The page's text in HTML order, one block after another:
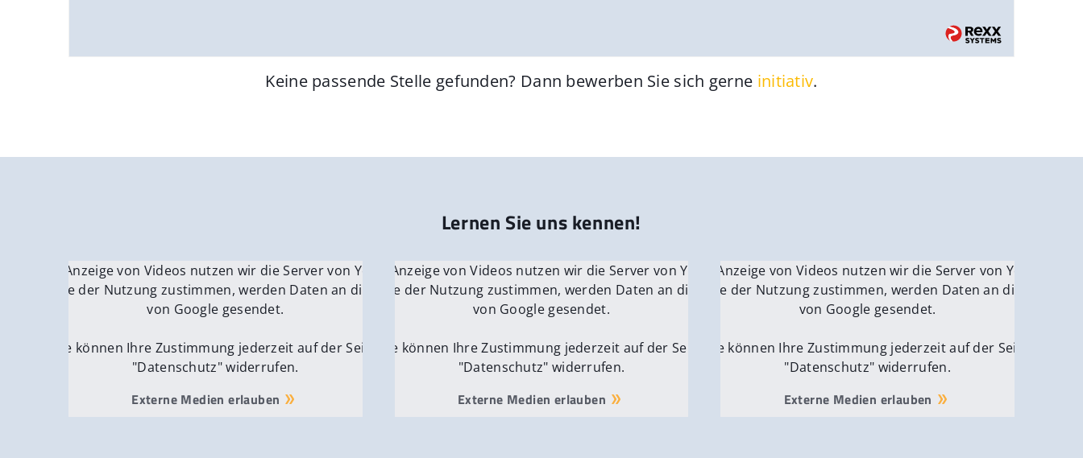
Keine passende Stelle gefunden? Dann bewerben Sie sich gerne initiativ.
Lernen Sie uns kennen!
Für die Anzeige von Videos nutzen wir die Server von YouTube.
Wenn Sie der Nutzung zustimmen, werden Daten an die Server
von Google gesendet.
Sie können Ihre Zustimmung jederzeit auf der Seite
"Datenschutz" widerrufen.
Externe Medien erlauben
Für die Anzeige von Videos nutzen wir die Server von YouTube.
Wenn Sie der Nutzung zustimmen, werden Daten an die Server
von Google gesendet.
Sie können Ihre Zustimmung jederzeit auf der Seite
"Datenschutz" widerrufen.
Externe Medien erlauben
Für die Anzeige von Videos nutzen wir die Server von YouTube.
Wenn Sie der Nutzung zustimmen, werden Daten an die Server
von Google gesendet.
Sie können Ihre Zustimmung jederzeit auf der Seite
"Datenschutz" widerrufen.
Externe Medien erlauben